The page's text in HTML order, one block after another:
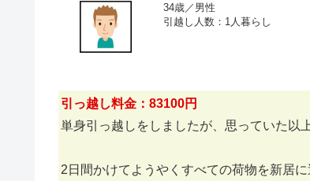
34歳／男性
引越し人数：1人暮らし
引っ越し料金：83100円
単身引っ越しをしましたが、思っていた以
2日間かけてようやくすべての荷物を新居